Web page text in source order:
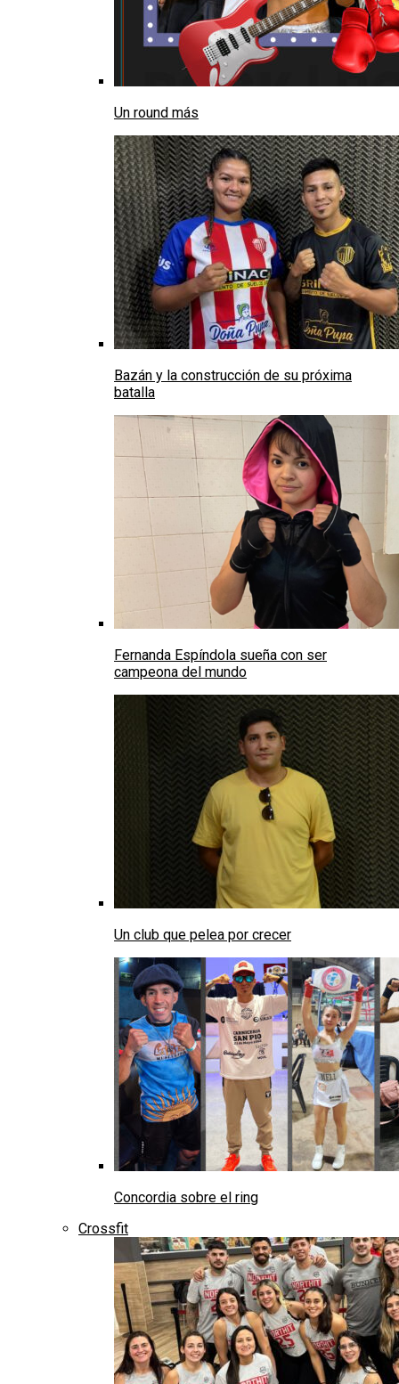
Un round más
Bazán y la construcción de su próxima
batalla
Fernanda Espíndola sueña con ser
campeona del mundo
Un club que pelea por crecer
Concordia sobre el ring
Crossfit